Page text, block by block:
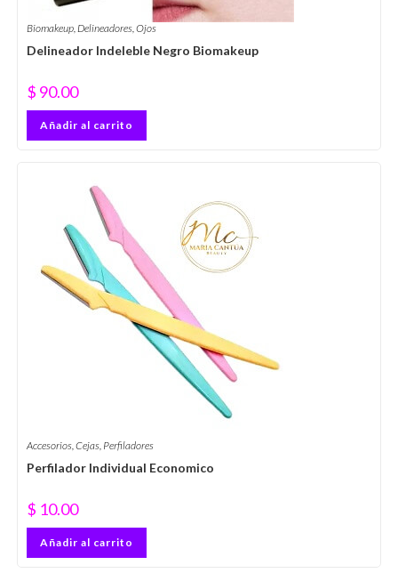
Biomakeup,Delineadores,Ojos
Delineador Indeleble Negro Biomakeup
$ 90.00
Añadir al carrito
Accesorios, Cejas, Perfiladores
Perfilador Individual Economico
$ 10.00
Añadir al carrito